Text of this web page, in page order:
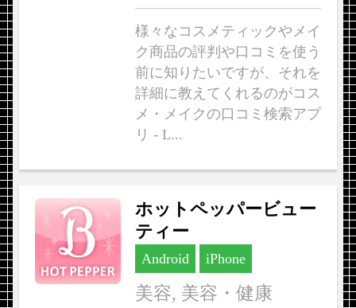
様々なコスメティックやメイ
ク商品の評判や口コミを使う
前に知りたいですが、それを
詳細に教えてくれるのがコス
メ・メイクの口コミ検索アプ
リ - L...
ホットペッパービュー
ティー
Android iPhone
美容, 美容・健康